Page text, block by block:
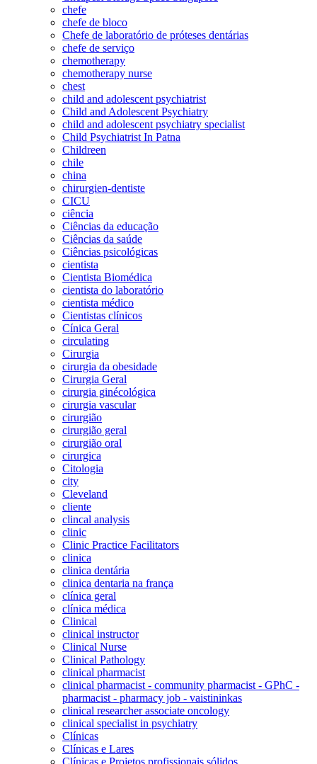
chefe
chefe de bloco
Chefe de laboratório de próteses dentárias
chefe de serviço
chemotherapy
chemotherapy nurse
chest
child and adolescent psychiatrist
Child and Adolescent Psychiatry
child and adolescent psychiatry specialist
Child Psychiatrist In Patna
Childreen
chile
china
chirurgien-dentiste
CICU
ciência
Ciências da educação
Ciências da saúde
Ciências psicológicas
cientista
Cientista Biomédica
cientista do laboratório
cientista médico
Cientistas clínicos
Cínica Geral
circulating
Cirurgia
cirurgia da obesidade
Cirurgia Geral
cirurgia ginécológica
cirurgia vascular
cirurgião
cirurgião geral
cirurgião oral
cirurgica
Citologia
city
Cleveland
cliente
clincal analysis
clinic
Clinic Practice Facilitators
clinica
clinica dentária
clinica dentaria na frança
clínica geral
clínica médica
Clinical
clinical instructor
Clinical Nurse
Clinical Pathology
clinical pharmacist
clinical pharmacist - community pharmacist - GPhC -
pharmacist - pharmacy job - vaistininkas
clinical researcher associate oncology
clinical specialist in psychiatry
Clínicas
Clínicas e Lares
Clínicas e Projetos profissionais sólidos